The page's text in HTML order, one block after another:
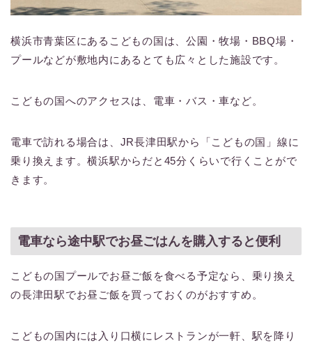
横浜市青葉区にあるこどもの国は、公園・牧場・BBQ場・
プールなどが敷地内にあるとても広々とした施設です。
こどもの国へのアクセスは、電車・バス・車など。
電車で訪れる場合は、JR長津田駅から「こどもの国」線に
乗り換えます。横浜駅からだと45分くらいで行くことがで
きます。
電車なら途中駅でお昼ごはんを購入すると便利
こどもの国プールでお昼ご飯を食べる予定なら、乗り換え
の長津田駅でお昼ご飯を買っておくのがおすすめ。
こどもの国内には入り口横にレストランが一軒、駅を降り